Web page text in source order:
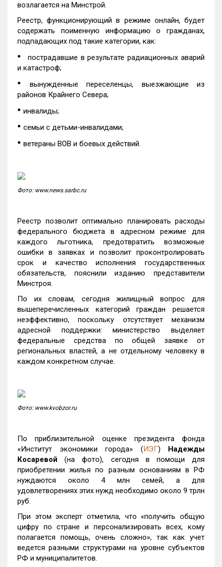
возлагается на Минстрой.
Реестр, функционирующий в режиме онлайн, будет
содержать поименную информацию о гражданах,
подпадающих под такие категории, как:
•
пострадавшие в результате радиационных аварий
и катастроф;
•
вынужденные переселенцы, выезжающие из
районов Крайнего Севера;
• инвалиды;
• семьи с детьми-инвалидами;
• ветераны ВОВ и боевых действий.
Фото: www.news.sarbc.ru
Реестр позволит оптимально планировать расходы
федерального бюджета в адресном режиме для
каждого льготника, предотвратить возможные
ошибки в заявках и позволит проконтролировать
срок и качество исполнения государственных
обязательств, пояснили изданию представители
Минстроя.
По их словам, сегодня жилищный вопрос для
вышеперечисленных категорий граждан решается
неэффективно, поскольку отсутствует механизм
адресной поддержки: министерство выделяет
федеральные средства по общей заявке от
региональных властей, а не отдельному человеку в
каждом конкретном случае.
Фото: www.kvobzor.ru
По приблизительной оценке президента фонда
«Институт экономики города» (ИЭГ) Надежды
Косаревой (на фото), сегодня в помощи для
приобретении жилья по разным основаниям в РФ
нуждаются около 4 млн семей, а для
удовлетворениях этих нужд необходимо около 9 трлн
руб.
При этом эксперт отметила, что «получить общую
цифру по стране и персонализировать всех, кому
полагается помощь, очень сложно», так как учет
ведется разными структурами на уровне субъектов
РФ и муниципалитетов.